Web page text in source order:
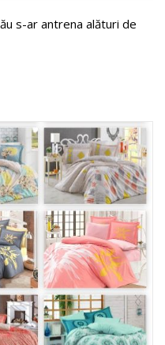
s-ar antrena alături de